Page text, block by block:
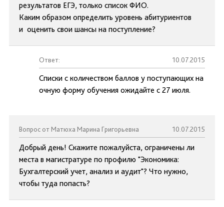
результатов ЕГЭ, только список ФИО.
Каким образом определить уровень абитуриентов
и оценить свои шансы на поступление?
Ответ: 10.07.2015
Списки с количеством баллов у поступающих на
очную форму обучения ожидайте с 27 июля.
Вопрос от Матюха Марина Григорьевна 10.07.2015
Добрый день! Скажите пожалуйста, ограничены ли
места в магистратуре по профилю "Экономика:
Бухгалтерский учет, анализ и аудит"? Что нужно,
чтобы туда попасть?